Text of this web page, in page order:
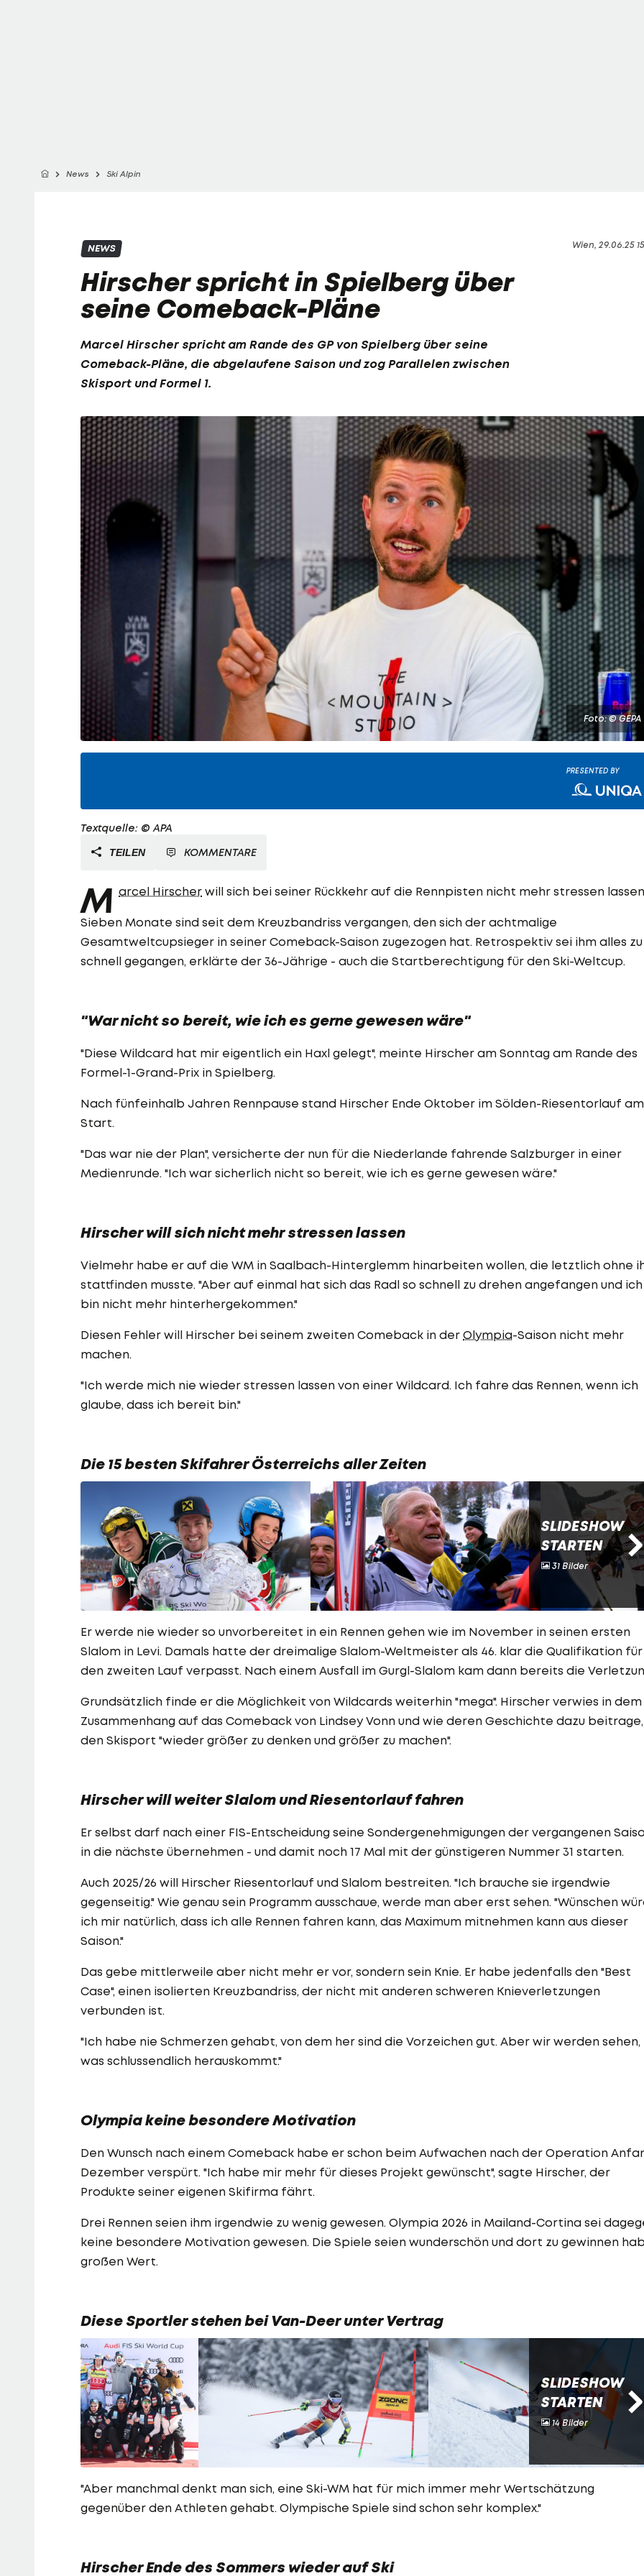
News Ski Alpin
Wien, 29.06.25
NEWS
Hirscher spricht in Spielberg über
seine Comeback-Pläne
Marcel Hirscher spricht am Rande des GP von Spielberg über seine
Comeback-Pläne, die abgelaufene Saison und zog Parallelen zwischen
Skisport undFormel 1.
Foto: © GEPA
PRESENTED BY
Textquelle: © APA
TEILEN KOMMENTARE
M arcel Hirscher will sich bei seiner Rückkehr auf die Rennpisten nicht mehr stressen
Sieben Monate sind seit dem Kreuzbandriss vergangen, den sich der achtmalige
Gesamtweltcupsieger in seiner Comeback-Saison zugezogen hat. Retrospektiv sei ihm alles zu
schnell gegangen, erklärte der 36-Jährige - auch die Startberechtigung für den Ski-Weltcup.
"War nicht so bereit, wie ich es gerne gewesen wäre"
"Diese Wildcard hat mir eigentlich ein Haxl gelegt", meinte Hirscher am Sonntag am Rande des
Formel-1-Grand-Prix in Spielberg.
Nach fünfeinhalb Jahren Rennpause stand Hirscher Ende Oktober im Sölden-Riesentorlauf am
Start.
"Das war nie der Plan", versicherte der nun für die Niederlande fahrende Salzburger in einer
Medienrunde. "Ich war sicherlich nicht so bereit, wie ich es gerne gewesen wäre."
Hirscher will sich nicht mehr stressen lassen
Vielmehr habe er auf die WM in Saalbach-Hinterglemm hinarbeiten wollen, die letztlich ohne
stattfinden musste. "Aber auf einmal hat sich das Radl so schnell zu drehen angefangen und ich
bin nicht mehr hinterhergekommen."
Diesen Fehler will Hirscher bei seinem zweiten Comeback in der Olympia-Saison nicht mehr
machen.
"Ich werde mich nie wieder stressen lassen von einer Wildcard. Ich fahre das Rennen, wenn ich
glaube, dass ich bereit bin."
Die 15 besten Skifahrer Österreichs aller Zeiten
SLIDESHOW
STARTEN
31 Bilder
Er werde nie wieder so unvorbereitet in ein Rennen gehen wie im November in seinen ersten
Slalom in Levi. Damals hatte der dreimalige Slalom-Weltmeister als 46. klar die Qualifikation für
den zweiten Lauf verpasst. Nach einem Ausfall im Gurgl-Slalom kam dann bereits die
Grundsätzlich finde er die Möglichkeit von Wildcards weiterhin "mega". Hirscher verwies in dem
Zusammenhang auf das Comeback von Lindsey Vonn und wie deren Geschichte dazu beitrage,
den Skisport "wieder größer zu denken und größer zu machen".
Hirscher will weiter Slalom und Riesentorlauf fahren
Er selbst darf nach einer FIS-Entscheidung seine Sondergenehmigungen der vergangenen
in die nächste übernehmen - und damit noch 17 Mal mit der günstigeren Nummer 31 starten.
Auch 2025/26 will Hirscher Riesentorlauf und Slalom bestreiten. "Ich brauche sie irgendwie
gegenseitig." Wie genau sein Programm ausschaue, werde man aber erst sehen. "Wünschen
ich mir natürlich, dass ich alle Rennen fahren kann, das Maximum mitnehmen kann aus dieser
Saison."
Das gebe mittlerweile aber nicht mehr er vor, sondern sein Knie. Er habe jedenfalls den "Best
Case", einen isolierten Kreuzbandriss, der nicht mit anderen schweren Knieverletzungen
verbunden ist.
"Ich habe nie Schmerzen gehabt, von dem her sind die Vorzeichen gut. Aber wir werden sehen,
was schlussendlich herauskommt."
Olympia keine besondere Motivation
Den Wunsch nach einem Comeback habe er schon beim Aufwachen nach der Operation
Dezember verspürt. "Ich habe mir mehr für dieses Projekt gewünscht", sagte Hirscher, der
Produkte seiner eigenen Skifirma fährt.
Drei Rennen seien ihm irgendwie zu wenig gewesen. Olympia 2026 in Mailand-Cortina sei
keine besondere Motivation gewesen. Die Spiele seien wunderschön und dort zu gewinnen
großen Wert.
Diese Sportler stehen bei Van-Deer unter Vertrag
SLIDESHOW
STARTEN
14 Bilder
"Aber manchmal denkt man sich, eine Ski-WM hat für mich immer mehr Wertschätzung
gegenüber den Athleten gehabt. Olympische Spiele sind schon sehr komplex."
Hirscher Ende des Sommers wieder auf Ski